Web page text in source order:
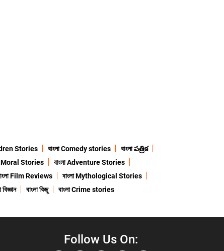
Stories বাংলা Comedy stories
বাংলা పత్రిక
Moral Stories
বাংলা Adventure Stories
Film Reviews
বাংলা Mythological Stories
বিজ্ঞান বাংলা কিছু বাংলা Crime stories
Follow Us On: